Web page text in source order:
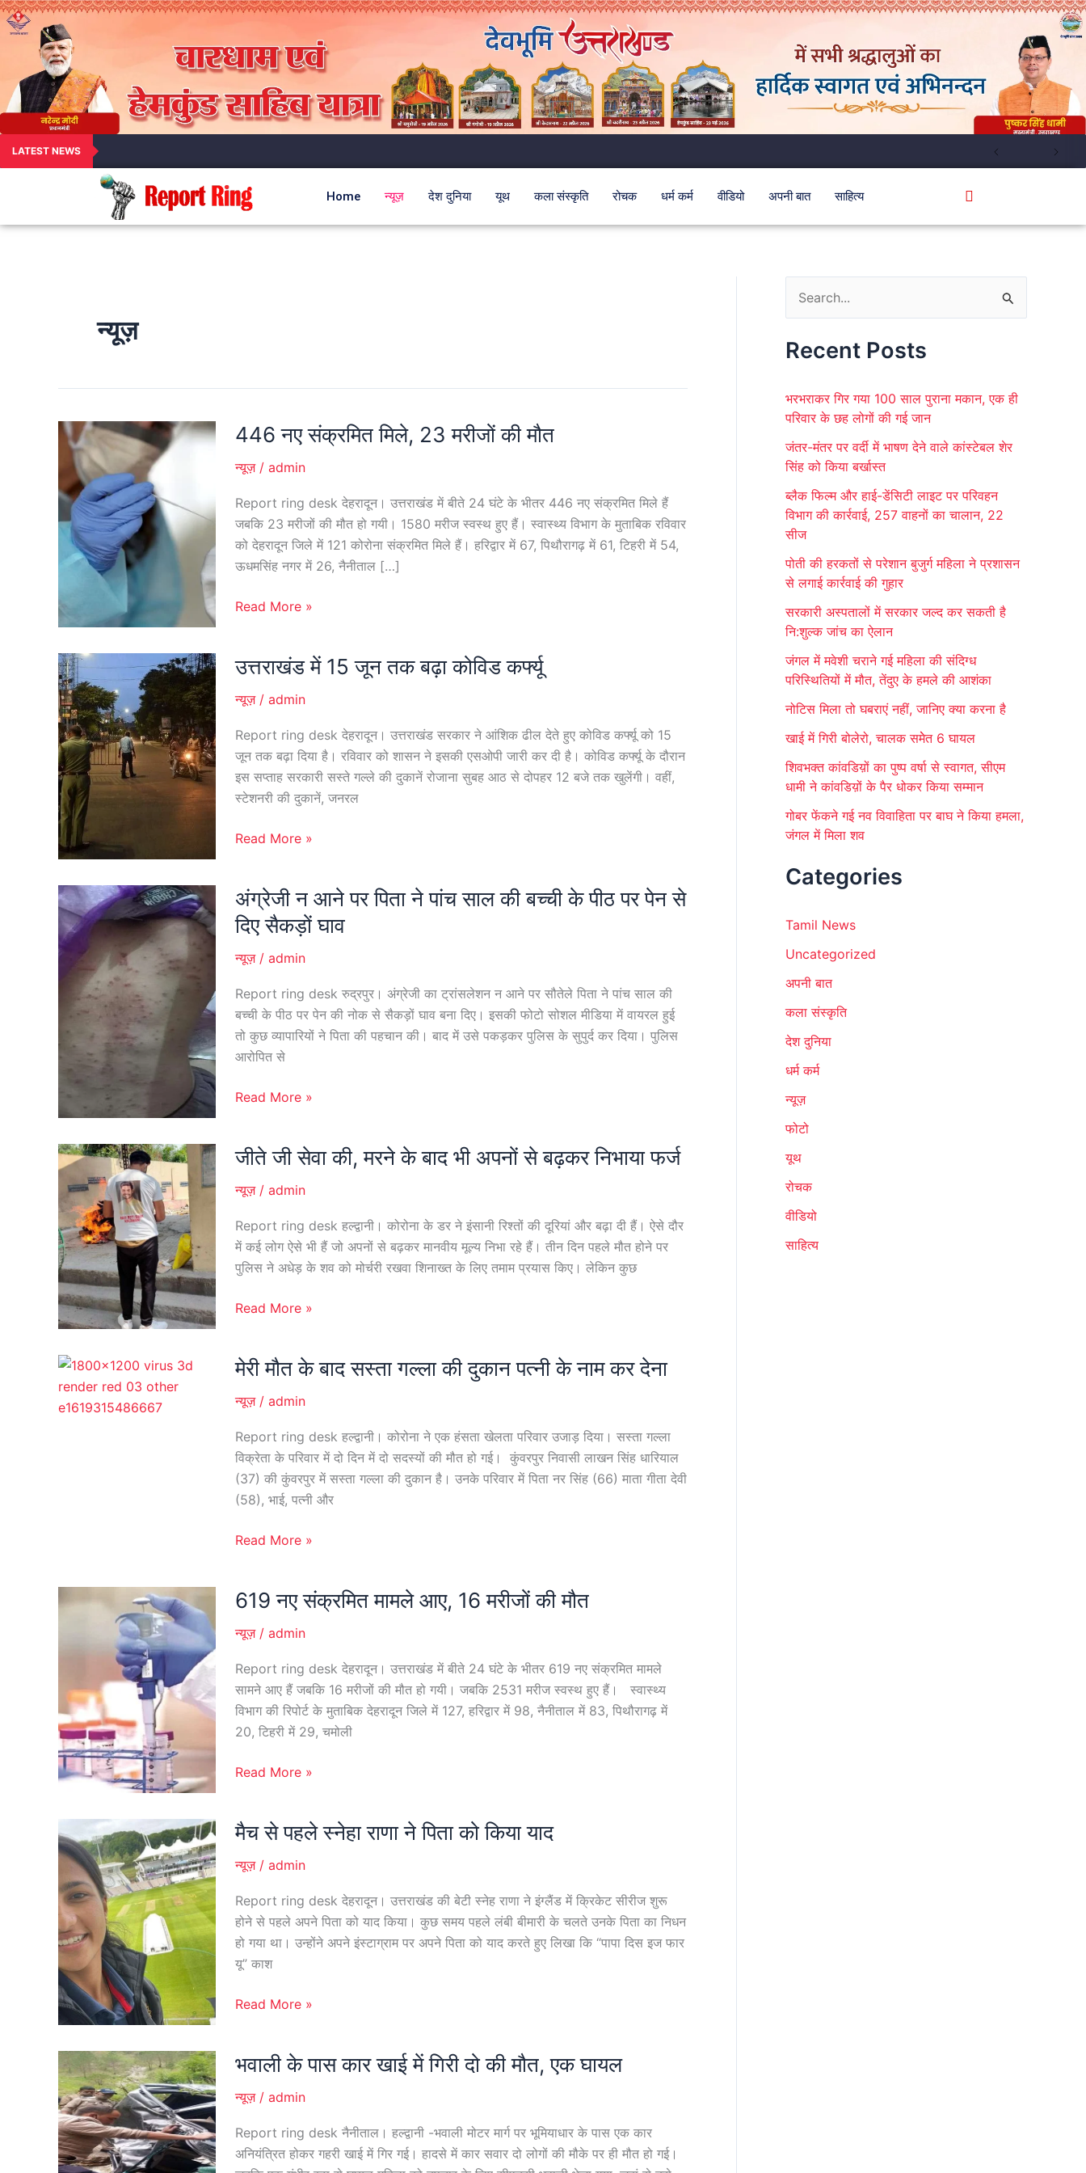
LATEST NEWS
Home न्यूज़ देश दुनिया यूथ कला संस्कृति रोचक धर्म कर्म वीडियो अपनी बात साहित्य
न्यूज़
446 नए संक्रमित मिले, 23 मरीजों की मौत
न्यूज़/ admin
Report ring desk देहरादून। उत्तराखंड में बीते 24 घंटे के भीतर 446 नए संक्रमित मिले हैं
जबकि 23 मरीजों की मौत हो गयी। 1580 मरीज स्वस्थ हुए हैं। स्वास्थ्य विभाग के मुताबिक रविवार
को देहरादून जिले में 121 कोरोना संक्रमित मिले हैं। हरिद्वार में 67, पिथौरागढ़ में 61, टिहरी में 54,
ऊधमसिंह नगर में 26, नैनीताल […]
446
संक्रमित
मरीजों
Read More »
उत्तराखंड में 15 जून तक बढ़ा कोविड कर्फ्यू
न्यूज़/ admin
Report ring desk देहरादून। उत्तराखंड सरकार ने आंशिक ढील देते हुए कोविड कर्फ्यू को 15
जून तक बढ़ा दिया है। रविवार को शासन ने इसकी एसओपी जारी कर दी है। कोविड कर्फ्यू के दौरान
इस सप्ताह सरकारी सस्ते गल्ले की दुकानें रोजाना सुबह आठ से दोपहर 12 बजे तक खुलेंगी। वहीं,
स्टेशनरी की दुकानें, जनरल
उत्तराखंड
15
बढ़ा
कोविड
Read More »
अंग्रेजी न आने पर पिता ने पांच साल की बच्ची के पीठ पर पेन से
दिए सैकड़ों घाव
न्यूज़/ admin
Report ring desk रुद्रपुर। अंग्रेजी का ट्रांसलेशन न आने पर सौतेले पिता ने पांच साल की
बच्ची के पीठ पर पेन की नोक से सैकड़ों घाव बना दिए। इसकी फोटो सोशल मीडिया में वायरल हुई
तो कुछ व्यापारियों ने पिता की पहचान की। बाद में उसे पकड़कर पुलिस के सुपुर्द कर दिया। पुलिस
आरोपित से
अंग्रेजी
न
आने
पर
ने
पांच
साल
की
के
पर
पेन
से
सैकड़ों
घाव
Read More »
जीते जी सेवा की, मरने के बाद भी अपनों से बढ़कर निभाया फर्ज
न्यूज़/ admin
Report ring desk हल्द्वानी। कोरोना के डर ने इंसानी रिश्तों की दूरियां और बढ़ा दी हैं। ऐसे दौर
में कई लोग ऐसे भी हैं जो अपनों से बढ़कर मानवीय मूल्य निभा रहे हैं। तीन दिन पहले मौत होने पर
पुलिस ने अधेड़ के शव को मोर्चरी रखवा शिनाख्त के लिए तमाम प्रयास किए। लेकिन कुछ
जीते
सेवा
मरने
के
बाद
भी
बढ़कर
फर्ज
Read More »
मेरी मौत के बाद सस्ता गल्ला की दुकान पत्नी के नाम कर देना
न्यूज़/ admin
Report ring desk हल्द्वानी। कोरोना ने एक हंसता खेलता परिवार उजाड़ दिया। सस्ता गल्ला
विक्रेता के परिवार में दो दिन में दो सदस्यों की मौत हो गई। कुंवरपुर निवासी लाखन सिंह धारियाल
(37) की कुंवरपुर में सस्ता गल्ला की दुकान है। उनके परिवार में पिता नर सिंह (66) माता गीता देवी
(58), भाई, पत्नी और
मेरी
के
सस्ता
गल्ला
की
दुकान
पत्नी
कर
Read More »
619 नए संक्रमित मामले आए, 16 मरीजों की मौत
न्यूज़/ admin
Report ring desk देहरादून। उत्तराखंड में बीते 24 घंटे के भीतर 619 नए संक्रमित मामले
सामने आए हैं जबकि 16 मरीजों की मौत हो गयी। जबकि 2531 मरीज स्वस्थ हुए हैं। स्वास्थ्य
विभाग की रिपोर्ट के मुताबिक देहरादून जिले में 127, हरिद्वार में 98, नैनीताल में 83, पिथौरागढ़ में
20, टिहरी में 29, चमोली
619
संक्रमित
आए,
16
मरीजों
मौत
Read More »
मैच से पहले स्नेहा राणा ने पिता को किया याद
न्यूज़/ admin
Report ring desk देहरादून। उत्तराखंड की बेटी स्नेह राणा ने इंग्लैंड में क्रिकेट सीरीज शुरू
होने से पहले अपने पिता को याद किया। कुछ समय पहले लंबी बीमारी के चलते उनके पिता का निधन
हो गया था। उन्होंने अपने इंस्टाग्राम पर अपने पिता को याद करते हुए लिखा कि “पापा दिस इज फार
यू” काश
मैच
पहले
राणा
ने
को
किया
Read More »
भवाली के पास कार खाई में गिरी दो की मौत, एक घायल
न्यूज़/ admin
Report ring desk नैनीताल। हल्द्वानी -भवाली मोटर मार्ग पर भूमियाधार के पास एक कार
अनियंत्रित होकर गहरी खाई में गिर गई। हादसे में कार सवार दो लोगों की मौके पर ही मौत हो गई।
भवाली
पास
खाई
a
c
f
r
:
Recent Posts
भरभराकर गिर गया 100 साल पुराना मकान, एक ही
परिवार के छह लोगों की गई जान
जंतर-मंतर पर वर्दी में भाषण देने वाले कांस्टेबल शेर
सिंह को किया बर्खास्त
ब्लैक फिल्म और हाई-डेंसिटी लाइट पर परिवहन
विभाग की कार्रवाई, 257 वाहनों का चालान, 22
सीज
पोती की हरकतों से परेशान बुजुर्ग महिला ने प्रशासन
से लगाई कार्रवाई की गुहार
सरकारी अस्पतालों में सरकार जल्द कर सकती है
नि:शुल्क जांच का ऐलान
जंगल में मवेशी चराने गई महिला की संदिग्ध
परिस्थितियों में मौत, तेंदुए के हमले की आशंका
नोटिस मिला तो घबराएं नहीं, जानिए क्या करना है
खाई में गिरी बोलेरो, चालक समेेत 6 घायल
शिवभक्त कांवडिय़ों का पुष्प वर्षा से स्वागत, सीएम
धामी ने कांवडिय़ों के पैर धोकर किया सम्मान
गोबर फेंकने गई नव विवाहिता पर बाघ ने किया हमला,
जंगल में मिला शव
Categories
Tamil News
Uncategorized
अपनी बात
कला संस्कृति
देश दुनिया
धर्म कर्म
न्यूज़
फोटो
यूथ
रोचक
वीडियो
साहित्य